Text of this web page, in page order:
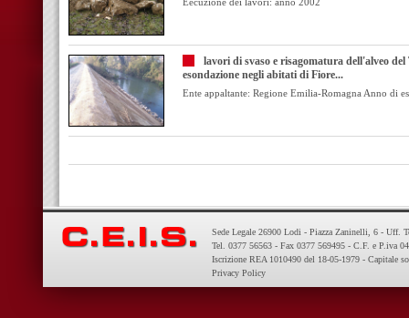
lavori di svaso e risagomatura dell'alveo
esondazione negli abitati di Fiore...
Ente appaltante: Regione Emilia-Romagna Anno di
Sede Legale 26900 Lodi - Piazza Zaninelli, 6 - Uff.
Tel. 0377 56563 - Fax 0377 569495 - C.F. e P.iva
Iscrizione REA 1010490 del 18-05-1979 - Capitale
Privacy Policy